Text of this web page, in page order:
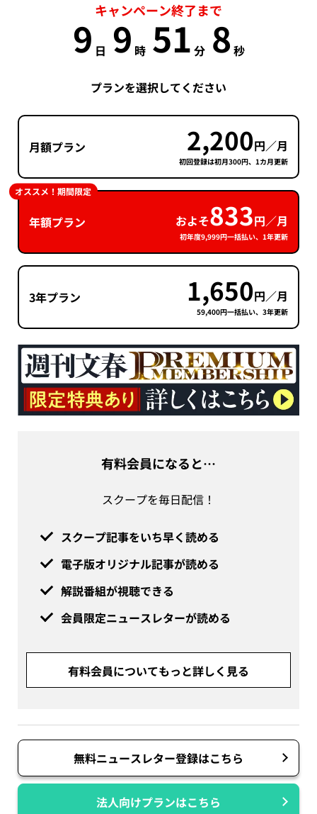
キャンペーン終了まで
9 日 9 時 51 分 7 秒
プランを選択してください
月額プラン 2,200円／月
初回登録は初月300円、1カ月更新
年額プラン およそ833円／月
初年度9,999円一括払い、1年更新
オススメ！期間限定
3年プラン 1,650円／月
59,400円一括払い、3年更新
有料会員になると…
スクープを毎日配信！
スクープ記事をいち早く読める
電子版オリジナル記事が読める
解説番組が視聴できる
会員限定ニュースレターが読める
有料会員についてもっと詳しく見る
無料ニュースレター登録はこちら
法人向けプランはこちら